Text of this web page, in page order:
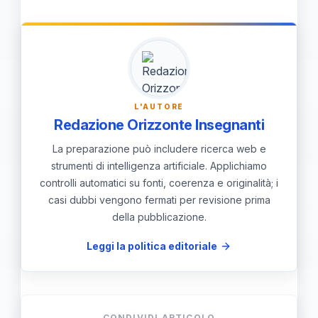
accreditato dal MIM e dura 4 ore,
con videotutorial, check list e PEI
commentati. Iscrizione entro
08/04/2026 garantisce uno sconto
del 15% (valido senza Carta del
Docente); per istituti con almeno 2
iscritti è previsto un ulteriore sconto
del 10%.
L'AUTORE
Redazione Orizzonte Insegnanti
La preparazione può includere ricerca web e
strumenti di intelligenza artificiale. Applichiamo
controlli automatici su fonti, coerenza e originalità; i
casi dubbi vengono fermati per revisione prima
della pubblicazione.
Leggi la politica editoriale